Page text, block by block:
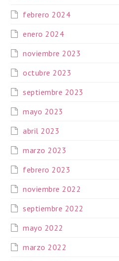
febrero 2024
enero 2024
noviembre 2023
octubre 2023
septiembre 2023
mayo 2023
abril 2023
marzo 2023
febrero 2023
noviembre 2022
septiembre 2022
mayo 2022
marzo 2022